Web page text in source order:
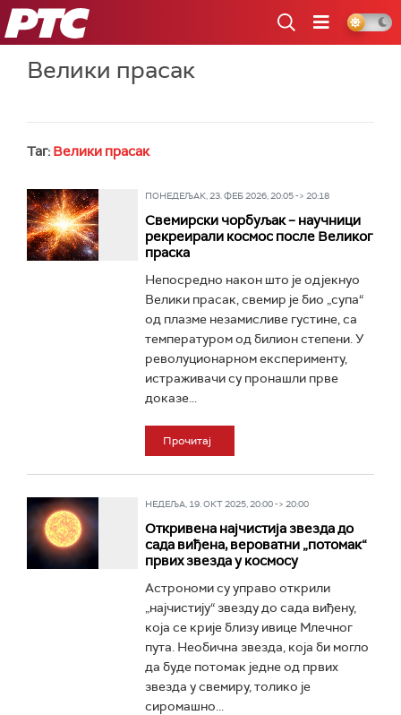
РТС
Велики прасак
Таг: Велики прасак
ПОНЕДЕЉАК, 23. ФЕБ 2026, 20:05 -> 20:18
Свемирски чорбуљак – научници
рекреирали космос после Великог
праска
Непосредно након што је одјекнуо
Велики прасак, свемир је био „супа“
од плазме незамисливе густине, са
температуром од билион степени. У
револуционарном експерименту,
истраживачи су пронашли прве
доказе...
Прочитај
НЕДЕЉА, 19. ОКТ 2025, 20:00 -> 20:00
Откривена најчистија звезда до
сада виђена, вероватни „потомак“
првих звезда у космосу
Астрономи су управо открили
„најчистију“ звезду до сада виђену,
која се крије близу ивице Млечног
пута. Необична звезда, која би могло
да буде потомак једне од првих
звезда у свемиру, толико је
сиромашно...